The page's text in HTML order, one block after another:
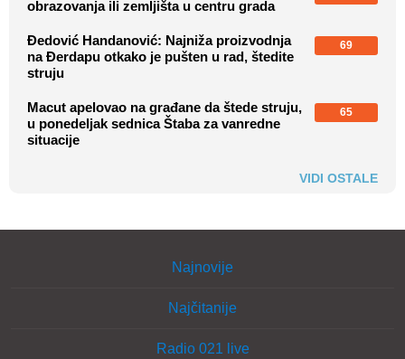
obrazovanja ili zemljišta u centru grada
Đedović Handanović: Najniža proizvodnja
na Đerdapu otkako je pušten u rad, štedite
struju
69
Macut apelovao na građane da štede struju,
u ponedeljak sednica Štaba za vanredne
situacije
65
VIDI OSTALE
Najnovije
Najčitanije
Radio 021 live